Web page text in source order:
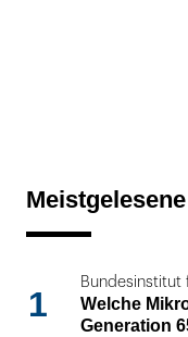
1
Bundesinstitut
Welche
Generation